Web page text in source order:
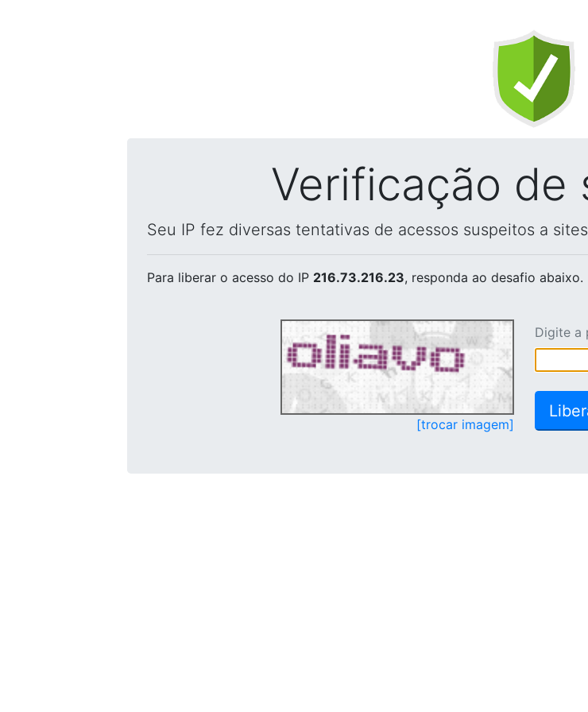
Verificação de
Seu IP fez diversas tentativas de acessos suspeitos a
Para liberar o acesso do IP 216.73.216.23, responda ao desafio abaixo.
[trocar imagem]
Digite a